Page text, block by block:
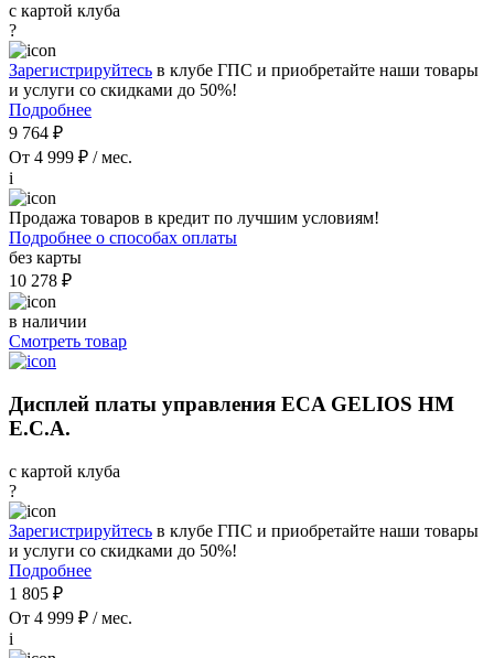
с картой клуба
?
Зарегистрируйтесь в клубе ГПС и приобретайте наши товары
и услуги со скидками до 50%!
Подробнее
9 764 ₽
От 4 999 ₽ / мес.
i
Продажа товаров в кредит по лучшим условиям!
Подробнее о способах оплаты
без карты
10 278 ₽
в наличии
Смотреть товар
Дисплей платы управления ECA GELIOS HM
E.C.A.
с картой клуба
?
Зарегистрируйтесь в клубе ГПС и приобретайте наши товары
и услуги со скидками до 50%!
Подробнее
1 805 ₽
От 4 999 ₽ / мес.
i